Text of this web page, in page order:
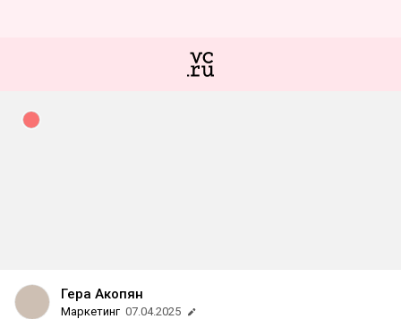
Гера Акопян
Маркетинг 07.04.2025